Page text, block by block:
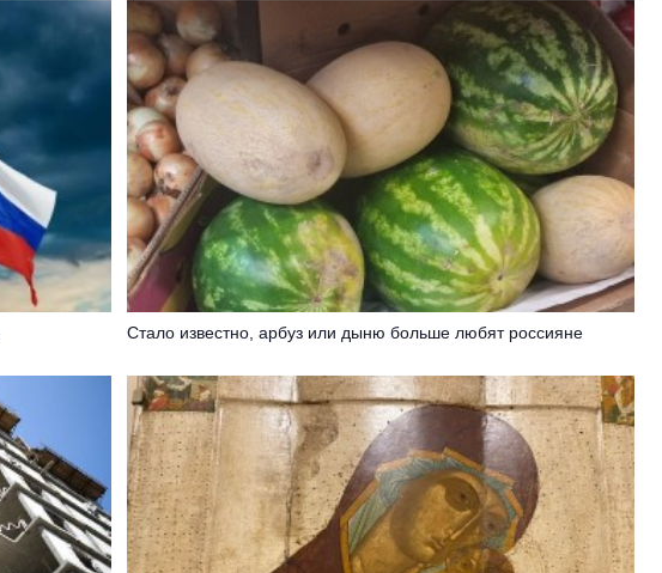
Стало известно, арбуз или дыню больше любят россияне